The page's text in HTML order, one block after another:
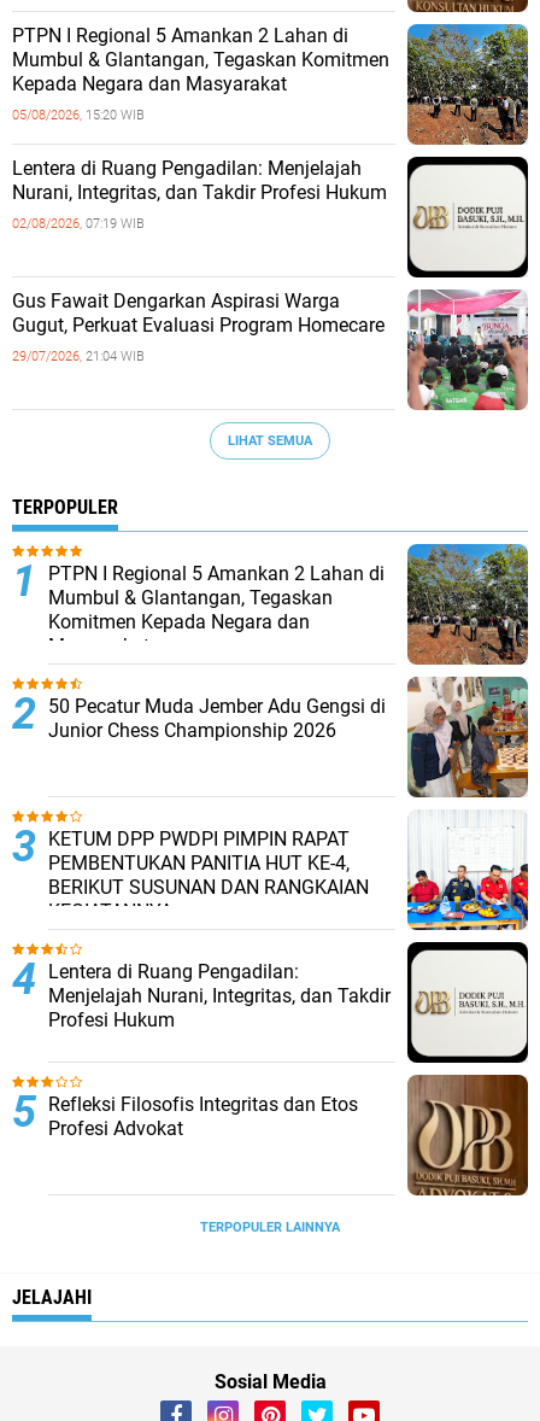
PTPN I Regional 5 Amankan 2 Lahan di
Mumbul & Glantangan, Tegaskan Komitmen
Kepada Negara dan Masyarakat
05/08/2026, 15:20 WIB
​Lentera di Ruang Pengadilan: Menjelajah
Nurani, Integritas, dan Takdir Profesi Hukum
02/08/2026, 07:19 WIB
‎Gus Fawait Dengarkan Aspirasi Warga
Gugut, Perkuat Evaluasi Program Homecare ‎
29/07/2026, 21:04 WIB
LIHAT SEMUA
TERPOPULER
PTPN I Regional 5 Amankan 2 Lahan di
Mumbul & Glantangan, Tegaskan
Komitmen Kepada Negara dan
Masyarakat
50 Pecatur Muda Jember Adu Gengsi di
Junior Chess Championship 2026
KETUM DPP PWDPI PIMPIN RAPAT
PEMBENTUKAN PANITIA HUT KE-4,
BERIKUT SUSUNAN DAN RANGKAIAN
KEGIATANNYA
​Lentera di Ruang Pengadilan:
Menjelajah Nurani, Integritas, dan Takdir
Profesi Hukum
Refleksi Filosofis Integritas dan Etos
Profesi Advokat
TERPOPULER LAINNYA
JELAJAHI
Sosial Media